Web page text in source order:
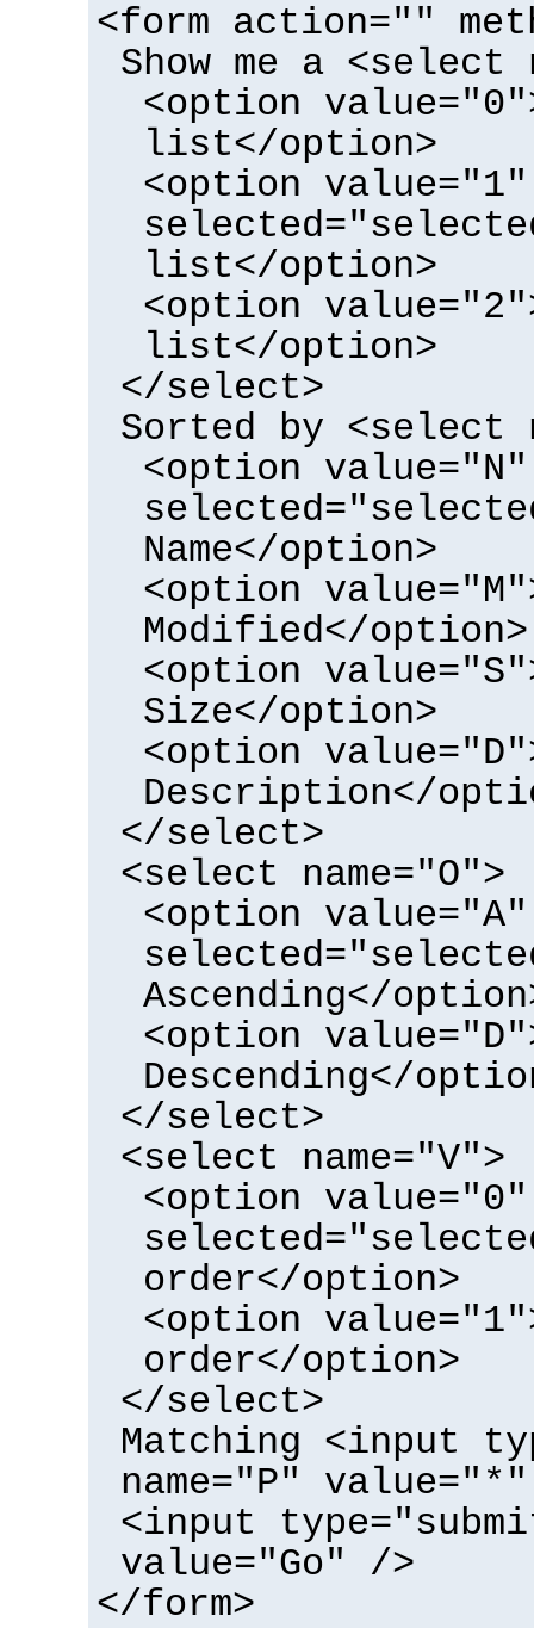
<form action=""
Show me a <select
<option
list</option>
<option value="1"
list</option>
<option
list</option>
</select>
Sorted by <select
<option value="N"
Name</option>
<option
Modified</option>
<option
Size</option>
<option
Description</
</select>
<select name="O">
<option value="A"
Ascending</
<option
Descending</
</select>
<select name="V">
<option value="0"
order</option>
<option
order</option>
</select>
Matching <input
name="P"
<input
value="Go" />
</form>